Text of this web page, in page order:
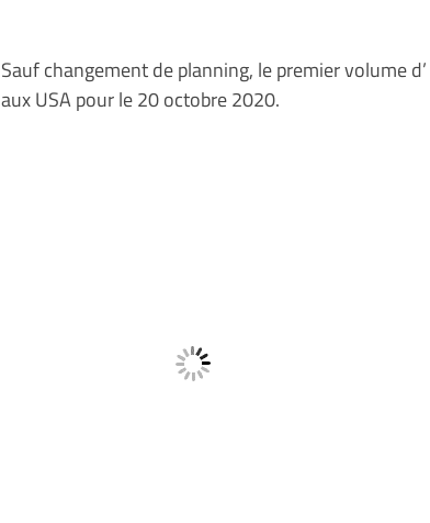
Sauf changement de planning, le premier volume d’
aux USA pour le 20 octobre 2020.